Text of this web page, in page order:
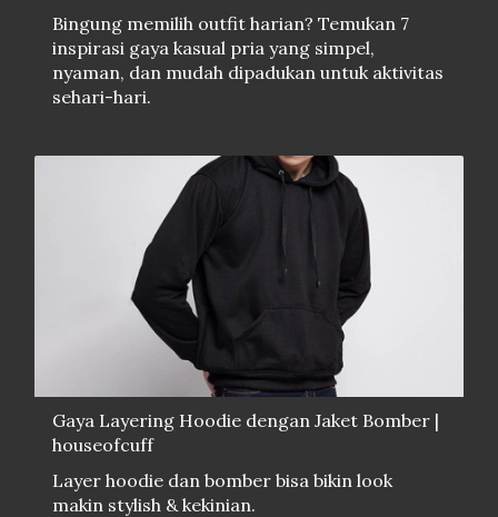
Bingung memilih outfit harian? Temukan 7
inspirasi gaya kasual pria yang simpel,
nyaman, dan mudah dipadukan untuk aktivitas
sehari-hari.
Gaya Layering Hoodie dengan Jaket Bomber |
houseofcuff
Layer hoodie dan bomber bisa bikin look
makin stylish & kekinian.